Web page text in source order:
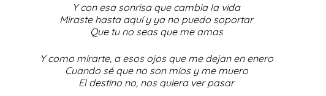
Y con esa sonrisa que cambia la vida
Miraste hasta aquí y ya no puedo soportar
Que tu no seas que me amas
Y como mirarte, a esos ojos que me dejan en enero
Cuando sé que no son míos y me muero
El destino no, nos quiera ver pasar